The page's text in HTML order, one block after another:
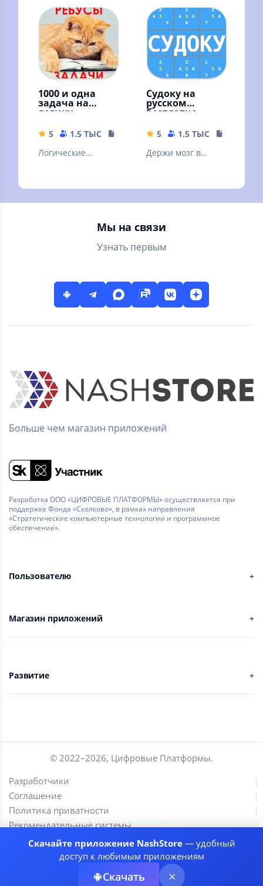
наслаждайся
забавными
историями.
русском языке в
игре без
интернета!
1000 и одна
задача на
логику.
е задачи
5 1.5 ТЫС
31.14 MB
Логические
думает, мысли
радуются !
Судоку на
русском
бесплатно
5 1.5 ТЫС
Держи мозг в
легкие! Судоку -
классический
Мы на связи
Узнать первым
Больше чем магазин приложений
Разработка ООО «ЦИФРОВЫЕ ПЛАТФОРМЫ» осуществляется при
поддержке Фонда «Сколково», в рамках направления
«Стратегические компьютерные технологии и программное
обеспечение».
Пользователю
Магазин приложений
Развитие
© 2022–2026, Цифровые Платформы.
Разработчики
Соглашение
Политика приватности
Рекомендательные системы
Скачайте приложение NashStore— удобный
доступ к любимым приложениям
Скачать